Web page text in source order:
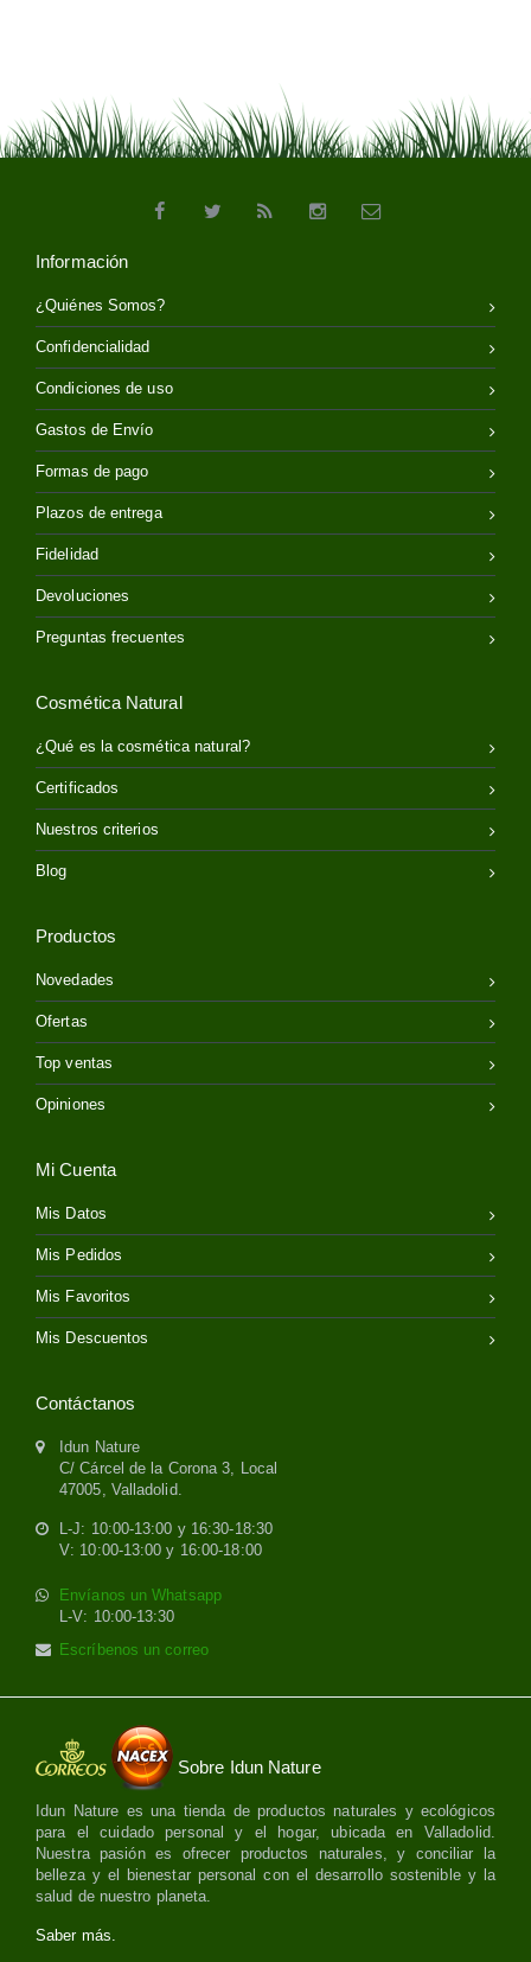
Información
¿Quiénes Somos?
Confidencialidad
Condiciones de uso
Gastos de Envío
Formas de pago
Plazos de entrega
Fidelidad
Devoluciones
Preguntas frecuentes
Cosmética Natural
¿Qué es la cosmética natural?
Certificados
Nuestros criterios
Blog
Productos
Novedades
Ofertas
Top ventas
Opiniones
Mi Cuenta
Mis Datos
Mis Pedidos
Mis Favoritos
Mis Descuentos
Contáctanos
Idun Nature
C/ Cárcel de la Corona 3, Local
47005, Valladolid.
L-J: 10:00-13:00 y 16:30-18:30
V: 10:00-13:00 y 16:00-18:00
Envíanos un Whatsapp
L-V: 10:00-13:30
Escríbenos un correo
Sobre Idun Nature
Idun Nature es una tienda de productos naturales y ecológicos
para el cuidado personal y el hogar, ubicada en Valladolid.
Nuestra pasión es ofrecer productos naturales, y conciliar la
belleza y el bienestar personal con el desarrollo sostenible y la
salud de nuestro planeta.
Saber más.